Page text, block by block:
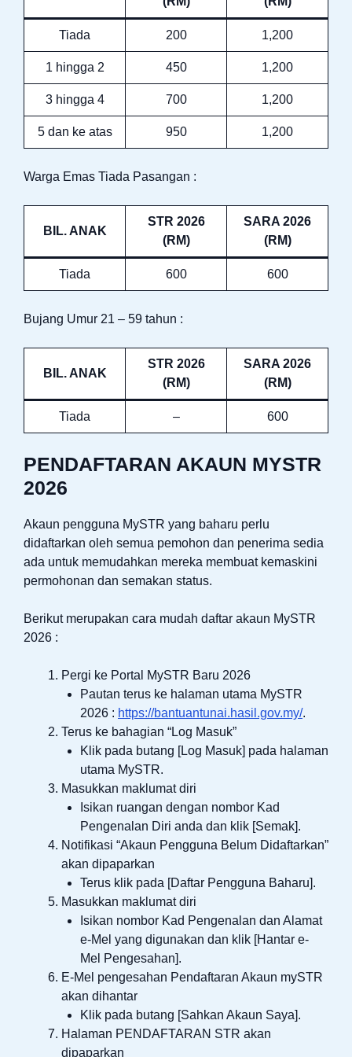
Tiada 200 1,200
1 hingga 2 450 1,200
3 hingga 4 700 1,200
5 dan ke atas 950 1,200
Warga Emas Tiada Pasangan :
BIL. ANAK
STR 2026
(RM)
SARA 2026
(RM)
Tiada 600 600
Bujang Umur 21 – 59 tahun :
BIL. ANAK
STR 2026
(RM)
SARA 2026
(RM)
Tiada – 600
PENDAFTARAN AKAUN MYSTR
2026
Akaun pengguna MySTR yang baharu perlu
didaftarkan oleh semua pemohon dan penerima sedia
ada untuk memudahkan mereka membuat kemaskini
permohonan dan semakan status.
Berikut merupakan cara mudah daftar akaun MySTR
2026 :
Pergi ke Portal MySTR Baru 2026
Pautan terus ke halaman utama MySTR
2026 : https://bantuantunai.hasil.gov.my/.
Terus ke bahagian “Log Masuk”
Klik pada butang [Log Masuk] pada halaman
utama MySTR.
Masukkan maklumat diri
Isikan ruangan dengan nombor Kad
Pengenalan Diri anda dan klik [Semak].
Notifikasi “Akaun Pengguna Belum Didaftarkan”
akan dipaparkan
Terus klik pada [Daftar Pengguna Baharu].
Masukkan maklumat diri
Isikan nombor Kad Pengenalan dan Alamat
e-Mel yang digunakan dan klik [Hantar e-
Mel Pengesahan].
E-Mel pengesahan Pendaftaran Akaun mySTR
akan dihantar
Klik pada butang [Sahkan Akaun Saya].
Halaman PENDAFTARAN STR akan
dipaparkan